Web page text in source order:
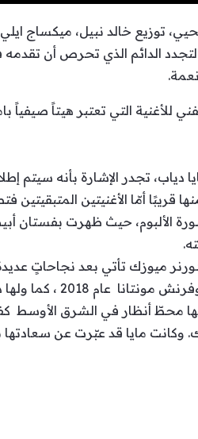
توزيع خالد نبيل، ميكساج ايلي
الدائم الذي تحرص أن
للأغنية التي تعتبر هيتاً صيفياً
الألبوم، حيث ظهرت بفستان
ميوزك تأتي بعد نجاحاتٍ
النجوم العالميين
محطّ أنظار في الشرق الأوسط
وكانت مايا قد عبّرت عن